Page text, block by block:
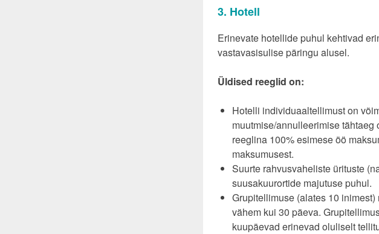
3. Hotell
Erinevate hotellide puhul kehtivad
vastavasisulise päringu alusel.
Üldised reeglid on:
Hotelli individuaaltellimust on
muutmise/annulleerimise
reeglina 100% esimese öö
maksumusest.
Suurte rahvusvaheliste ürituste
suusakuurortide majutuse puhul.
Grupitellimuse (alates 10
vähem kui 30 päeva.
kuupäevad erinevad oluliselt